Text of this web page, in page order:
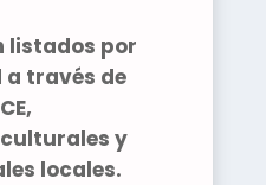
listados por
través de
,
y
locales.